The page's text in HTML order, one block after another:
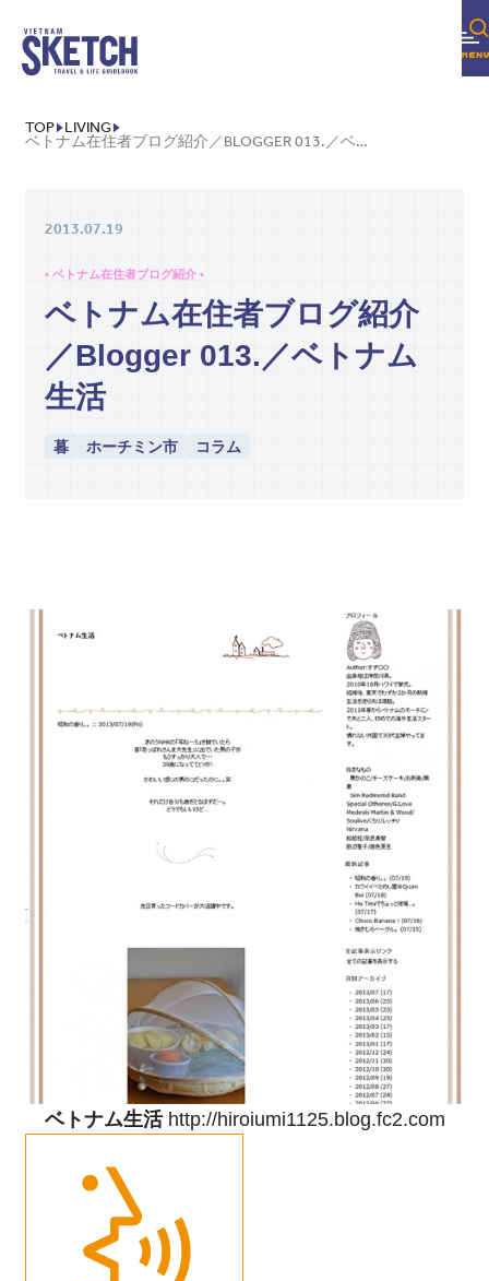
TOP LIVING
ベトナム在住者ブログ紹介／BLOGGER 013.／ベトナム生活
2013.07.19
• ベトナム在住者ブログ紹介 •
ベトナム在住者ブログ紹介
／Blogger 013.／ベトナム
生活
暮 ホーチミン市 コラム
ベトナム生活 http://hiroiumi1125.blog.fc2.com